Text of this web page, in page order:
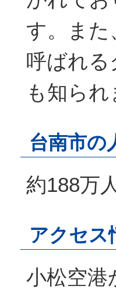
す。また
呼ばれる
も知られ
台南市の
約188万人
アクセス
小松空港